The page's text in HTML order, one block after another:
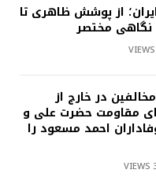
از پوشش ظاهری تا
نگاهی مختصر
VIEWS
در خارج از
مقاومت حضرت علی و
احمد مسعود را
VIEWS